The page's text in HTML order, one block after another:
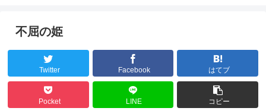
不屈の姫
Twitter Facebook はてブ
Pocket LINE コピー